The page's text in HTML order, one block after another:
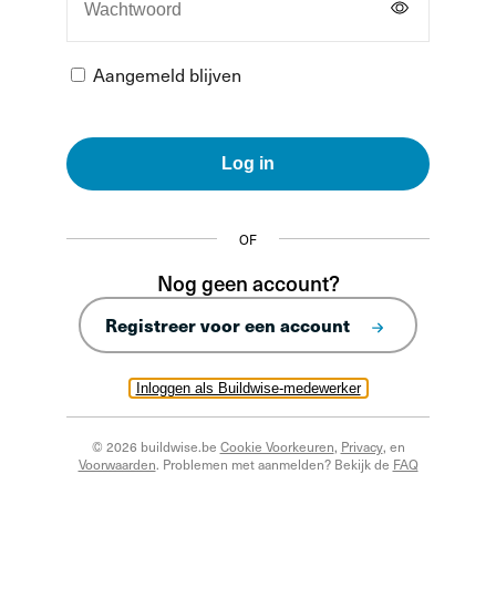
Inloggen als Buildwise-medewerker
Aangemeld blijven
Log in
OF
Nog geen account?
Registreer voor een account
© 2026 buildwise.be Cookie Voorkeuren, Privacy, en
Voorwaarden. Problemen met aanmelden? Bekijk de FAQ